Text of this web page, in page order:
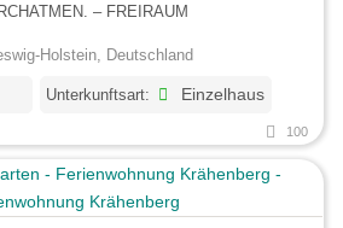
– FREIRAUM
Holstein, Deutschland
Unterkunftsart: Einzelhaus
100